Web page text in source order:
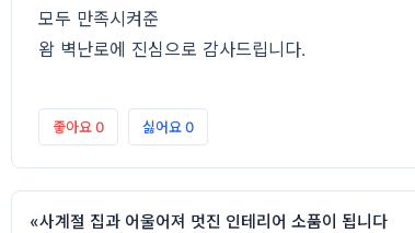
모두 만족시켜준
왐 벽난로에 진심으로 감사드립니다.
좋아요0 싫어요0
«사계절 집과 어울어져 멋진 인테리어 소품이 됩니다